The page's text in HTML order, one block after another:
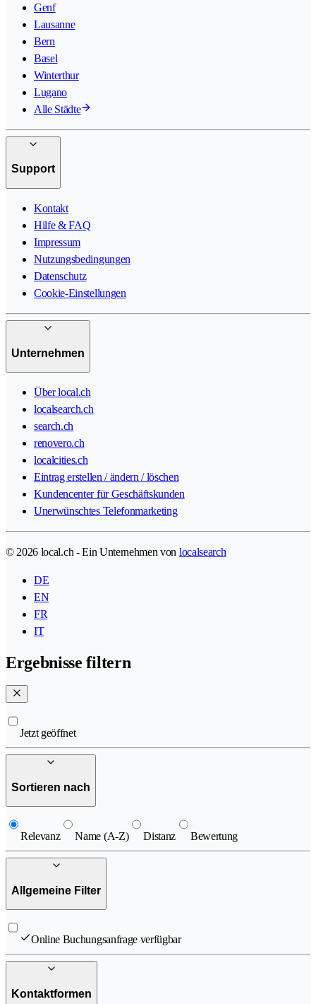
Genf
Lausanne
Bern
Basel
Winterthur
Lugano
Alle Städte
Support
Kontakt
Hilfe & FAQ
Impressum
Nutzungsbedingungen
Datenschutz
Cookie-Einstellungen
Unternehmen
Über local.ch
localsearch.ch
search.ch
renovero.ch
localcities.ch
Eintrag erstellen / ändern / löschen
Kundencenter für Geschäftskunden
Unerwünschtes Telefonmarketing
© 2026 local.ch - Ein Unternehmen von localsearch
DE
EN
FR
IT
Ergebnisse filtern
Jetzt geöffnet
Sortieren nach
Relevanz Name (A-Z) Distanz Bewertung
Allgemeine Filter
Online Buchungsanfrage verfügbar
Kontaktformen